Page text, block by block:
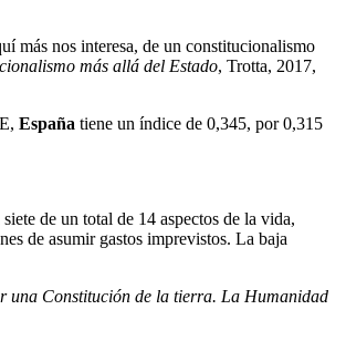
más nos interesa, de un constitucionalismo
más allá del Estado, Trotta, 2017,
España tiene un índice de 0,345, por 0,315
de un total de 14 aspectos de la vida,
de asumir gastos imprevistos. La baja
una Constitución de la tierra. La Humanidad